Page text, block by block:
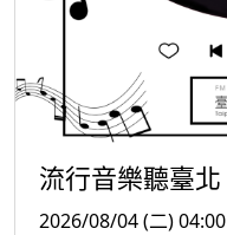
流行音樂聽臺北
2026/08/04 (二) 04:00